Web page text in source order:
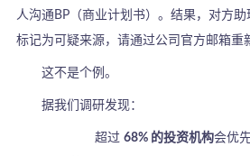
人沟通BP（商业计划书）。结果，对方
标记为可疑来源，请通过公司官方邮箱重
这不是个例。
据我们调研发现：
超过 68% 的投资机构会优